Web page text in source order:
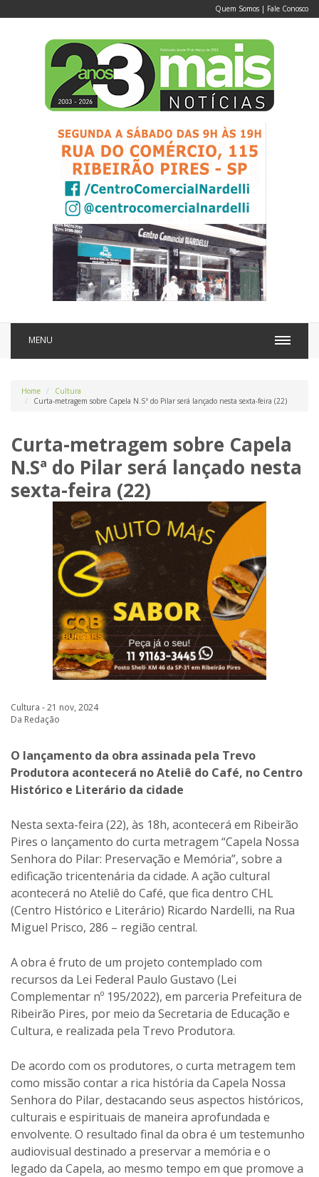
Quem Somos | Fale Conosco
MENU
Home
Cultura
Curta-metragem sobre Capela N.Sª do Pilar será lançado nesta sexta-feira (22)
Curta-metragem sobre Capela
N.Sª do Pilar será lançado nesta
sexta-feira (22)
Cultura - 21 nov, 2024
Da Redação
O lançamento da obra assinada pela Trevo
Produtora acontecerá no Ateliê do Café, no Centro
Histórico e Literário da cidade
Nesta sexta-feira (22), às 18h, acontecerá em Ribeirão
Pires o lançamento do curta metragem “Capela Nossa
Senhora do Pilar: Preservação e Memória”, sobre a
edificação tricentenária da cidade. A ação cultural
acontecerá no Ateliê do Café, que fica dentro CHL
(Centro Histórico e Literário) Ricardo Nardelli, na Rua
Miguel Prisco, 286 – região central.
A obra é fruto de um projeto contemplado com
recursos da Lei Federal Paulo Gustavo (Lei
Complementar nº 195/2022), em parceria Prefeitura de
Ribeirão Pires, por meio da Secretaria de Educação e
Cultura, e realizada pela Trevo Produtora.
De acordo com os produtores, o curta metragem tem
como missão contar a rica história da Capela Nossa
Senhora do Pilar, destacando seus aspectos históricos,
culturais e espirituais de maneira aprofundada e
envolvente. O resultado final da obra é um testemunho
audiovisual destinado a preservar a memória e o
legado da Capela, ao mesmo tempo em que promove a